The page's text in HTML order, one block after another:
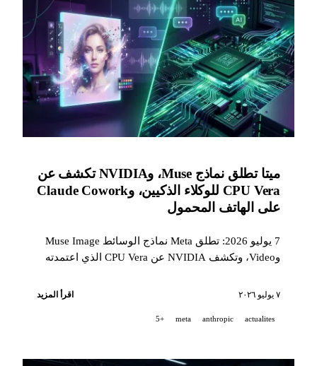
ميتا تطلق نماذج Muse، وNVIDIA تكشف عن
CPU Vera للوكلاء الذكيين، وClaude Cowork
على الهاتف المحمول
7 يوليو 2026: تطلق Meta نماذج الوسائط Muse Image
وVideo، وتكشف NVIDIA عن CPU Vera الذي اعتمدته
وGitHub تفتح تطبيق Copilot لجميع الخطط، كما يصل
٧ يوليو ٢٠٢٦ اقرأ المزيد
actualites
anthropic
meta
+5